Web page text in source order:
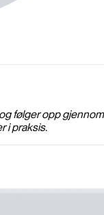
følger opp
i praksis.